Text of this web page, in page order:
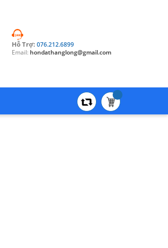
Hỗ Trợ: 076.212.6899
Email: hondathanglong@gmail.com